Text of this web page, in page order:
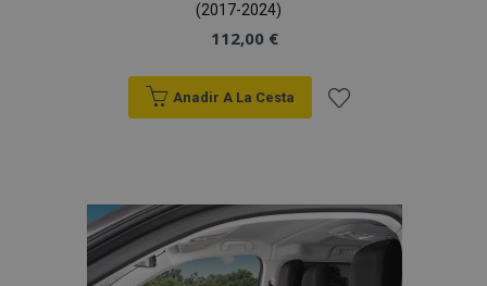
(2017-2024)
112,00 €
Anadir A La Cesta
Lista
de